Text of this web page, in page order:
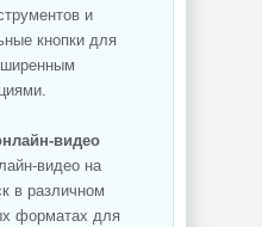
и
кнопки для
видео
видео на
в различном
форматах для